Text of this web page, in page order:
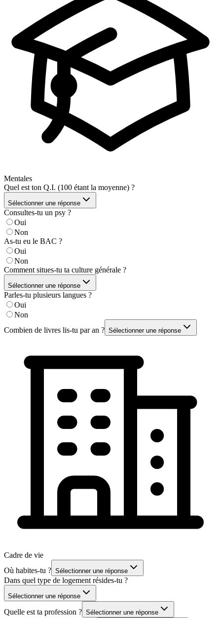
Mentales
Quel est ton Q.I. (100 étant la moyenne) ?
Sélectionner une réponse
Consultes-tu un psy ?
Oui
Non
As-tu eu le BAC ?
Oui
Non
Comment situes-tu ta culture générale ?
Sélectionner une réponse
Parles-tu plusieurs langues ?
Oui
Non
Combien de livres lis-tu par an ? Sélectionner une réponse
Cadre de vie
Où habites-tu ? Sélectionner une réponse
Dans quel type de logement résides-tu ?
Sélectionner une réponse
Quelle est ta profession ? Sélectionner une réponse